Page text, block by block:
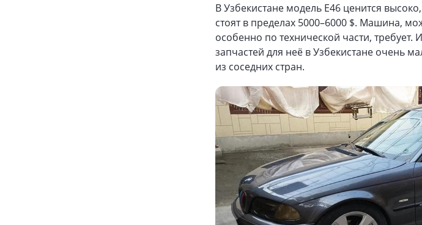
В Узбекистане модель Е46 ценится
стоят в пределах 5000–6000 $. Машина,
особенно по технической части, требует.
запчастей для неё в Узбекистане очень
из соседних стран.